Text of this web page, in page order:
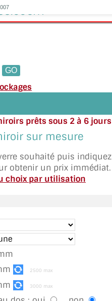
prêts sous 2 à 6
moyenne
Besoin
un SMS au 06 79 92
sur mesure
souhaité puis
obtenir un prix immédiat.
choix par utilisation
2500 max
3000 max